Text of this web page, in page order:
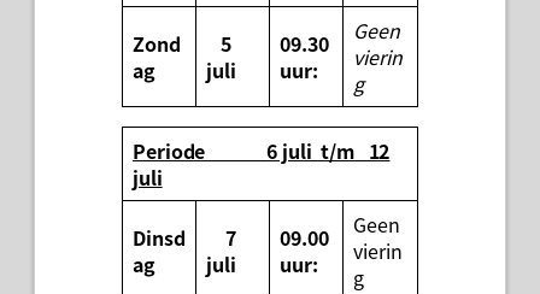
Zond
ag
5
juli
09.30
uur:
Geen
vierin
g
Periode 6 juli t/m 12
juli
Dinsd
ag
7
juli
09.00
uur:
Geen
vierin
g